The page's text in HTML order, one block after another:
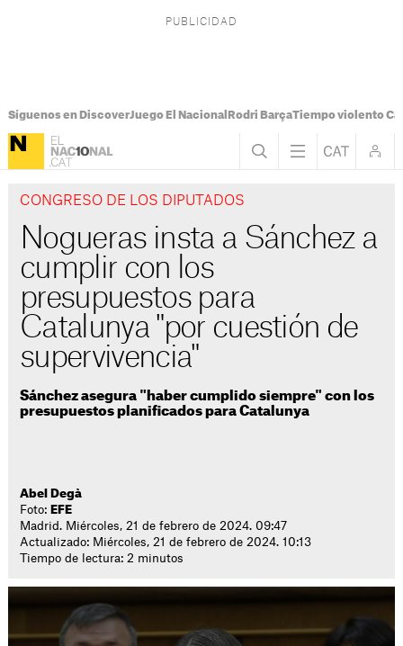
Síguenos en DiscoverJuego El Nacional Rodri BarçaTiempo violento
CONGRESO DE LOS DIPUTADOS
Nogueras insta a Sánchez a
cumplir con los
presupuestos para
Catalunya "por cuestión de
supervivencia"
Sánchez asegura "haber cumplido siempre" con los
presupuestos planificados para Catalunya
Abel Degà
Foto: EFE
Madrid. Miércoles, 21 de febrero de 2024. 09:47
Actualizado: Miércoles, 21 de febrero de 2024. 10:13
Tiempo de lectura: 2 minutos